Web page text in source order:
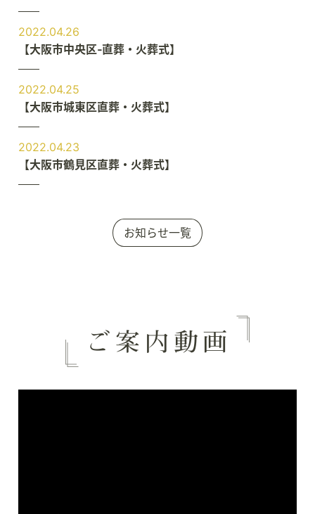
2022.04.26
【大阪市中央区‐直葬・火葬式】
2022.04.25
【大阪市城東区直葬・火葬式】
2022.04.23
【大阪市鶴見区直葬・火葬式】
お知らせ一覧